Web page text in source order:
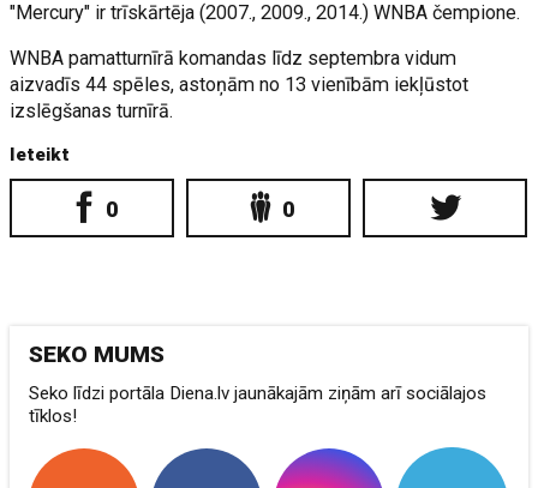
"Mercury" ir trīskārtēja (2007., 2009., 2014.) WNBA čempione.
WNBA pamatturnīrā komandas līdz septembra vidum
aizvadīs 44 spēles, astoņām no 13 vienībām iekļūstot
izslēgšanas turnīrā.
Ieteikt
0 0
SEKO MUMS
Seko līdzi portāla Diena.lv jaunākajām ziņām arī sociālajos
tīklos!